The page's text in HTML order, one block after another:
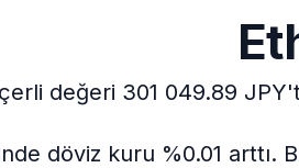
değeri 301 049.89
döviz kuru %0.01 arttı.